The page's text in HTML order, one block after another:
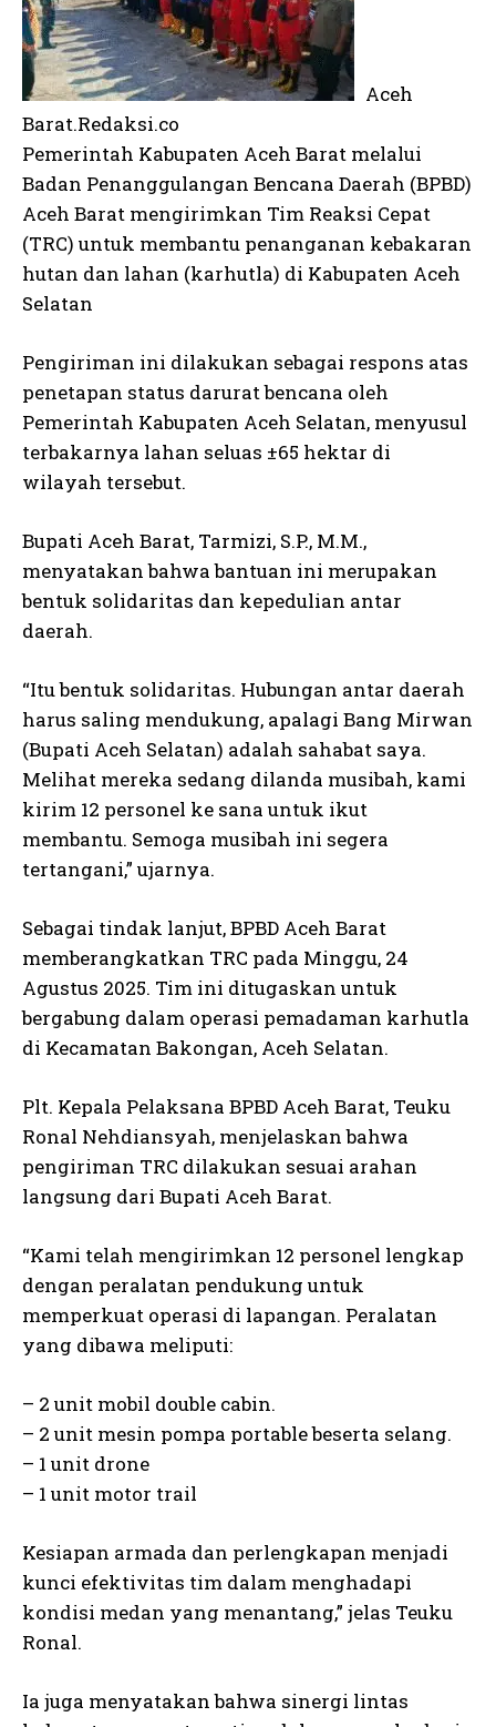
Aceh
Barat.Redaksi.co
Pemerintah Kabupaten Aceh Barat melalui
Badan Penanggulangan Bencana Daerah (BPBD)
Aceh Barat mengirimkan Tim Reaksi Cepat
(TRC) untuk membantu penanganan kebakaran
hutan dan lahan (karhutla) di Kabupaten Aceh
Selatan
Pengiriman ini dilakukan sebagai respons atas
penetapan status darurat bencana oleh
Pemerintah Kabupaten Aceh Selatan, menyusul
terbakarnya lahan seluas ±65 hektar di
wilayah tersebut.
Bupati Aceh Barat, Tarmizi, S.P., M.M.,
menyatakan bahwa bantuan ini merupakan
bentuk solidaritas dan kepedulian antar
daerah.
“Itu bentuk solidaritas. Hubungan antar daerah
harus saling mendukung, apalagi Bang Mirwan
(Bupati Aceh Selatan) adalah sahabat saya.
Melihat mereka sedang dilanda musibah, kami
kirim 12 personel ke sana untuk ikut
membantu. Semoga musibah ini segera
tertangani,” ujarnya.
Sebagai tindak lanjut, BPBD Aceh Barat
memberangkatkan TRC pada Minggu, 24
Agustus 2025. Tim ini ditugaskan untuk
bergabung dalam operasi pemadaman karhutla
di Kecamatan Bakongan, Aceh Selatan.
Plt. Kepala Pelaksana BPBD Aceh Barat, Teuku
Ronal Nehdiansyah, menjelaskan bahwa
pengiriman TRC dilakukan sesuai arahan
langsung dari Bupati Aceh Barat.
“Kami telah mengirimkan 12 personel lengkap
dengan peralatan pendukung untuk
memperkuat operasi di lapangan. Peralatan
yang dibawa meliputi:
– 2 unit mobil double cabin.
– 2 unit mesin pompa portable beserta selang.
– 1 unit drone
– 1 unit motor trail
Kesiapan armada dan perlengkapan menjadi
kunci efektivitas tim dalam menghadapi
kondisi medan yang menantang,” jelas Teuku
Ronal.
Ia juga menyatakan bahwa sinergi lintas